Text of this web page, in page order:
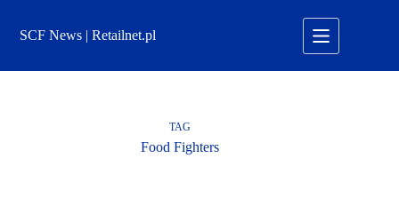
treściSCF News | Retailnet.pl
TAG
Food Fighters